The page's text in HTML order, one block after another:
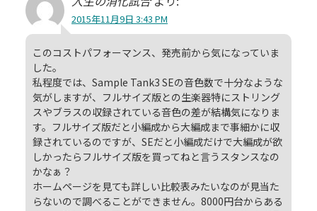
2015年11月9日 3:43 PM
このコストパフォーマンス、発売前から気になっていま
した。
私程度では、Sample Tank3 SEの音色数で十分なような
気がしますが、フルサイズ版との生楽器特にストリング
スやブラスの収録されている音色の差が結構気になりま
す。フルサイズ版だと小編成から大編成まで事細かに収
録されているのですが、SEだと小編成だけで大編成が欲
しかったらフルサイズ版を買ってねと言うスタンスなの
かなぁ？
ホームページを見ても詳しい比較表みたいなのが見当た
らないので調べることができません。8000円台からある